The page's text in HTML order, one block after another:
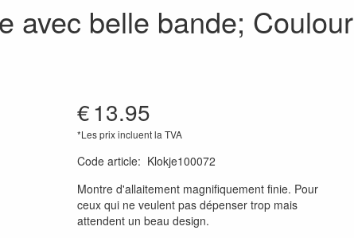
avec belle bande; Coulour
€13.95
*Les prix incluent la TVA
Code article: Klokje100072
Montre d'allaitement magnifiquement finie. Pour
ceux qui ne veulent pas dépenser trop mais
attendent un beau design.